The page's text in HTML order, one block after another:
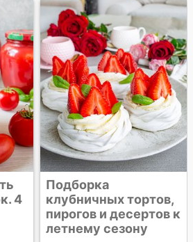
Подборка
клубничных тортов,
пирогов и десертов к
летнему сезону
к